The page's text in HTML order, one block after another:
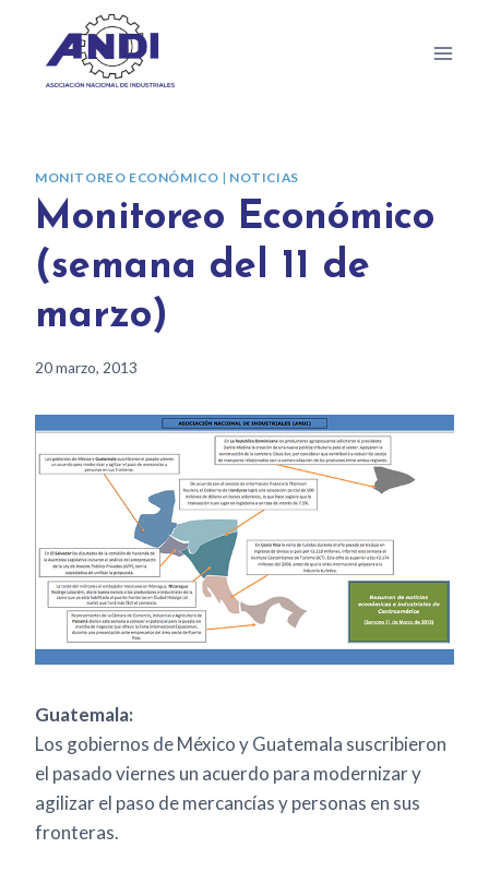
MONITOREO ECONÓMICO | NOTICIAS
Monitoreo Económico
(semana del 11 de
marzo)
20 marzo, 2013
Guatemala:
Los gobiernos de México y Guatemala suscribieron
el pasado viernes un acuerdo para modernizar y
agilizar el paso de mercancías y personas en sus
fronteras.